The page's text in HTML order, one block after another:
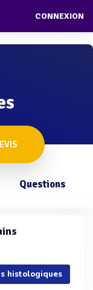
CONNEXION
Questions
histologiques